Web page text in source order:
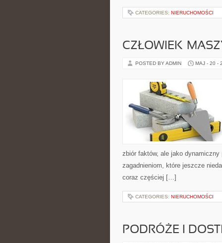
CATEGORIES: NIERUCHOMOŚCI
POSTED BY ADMIN MAJ - 20 -
zbiór faktów, ale jako
zagadnieniom, które jeszcze
coraz częściej […]
CATEGORIES: NIERUCHOMOŚCI
PODRÓŻE I